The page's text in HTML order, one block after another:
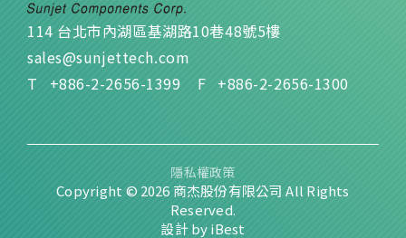
114 台北市內湖區基湖路10巷48號5樓
sales@sunjettech.com
T
+886-2-2656-1399 F +886-2-2656-1300
Copyright © 2026 商杰股份有限公司 All Rights
Reserved.
設計byiBest
隱私權政策